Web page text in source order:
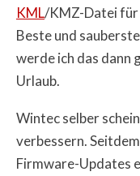
KML/KMZ-Datei für
Beste und
werde ich das dann
Urlaub.
Wintec selber
verbessern.
Firmware-Updates